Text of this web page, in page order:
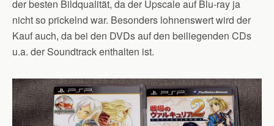
der besten Bildqualität, da der Upscale auf Blu-ray ja
nicht so prickelnd war. Besonders lohnenswert wird der
Kauf auch, da bei den DVDs auf den beiliegenden CDs
u.a. der Soundtrack enthalten ist.